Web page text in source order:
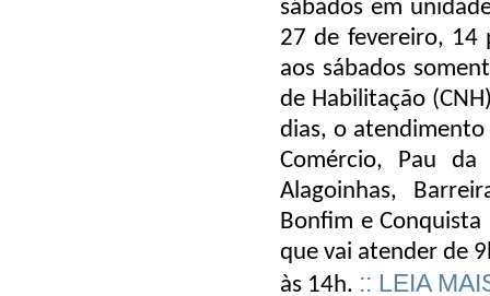
sábados em
27 de fevereiro, 14
aos sábados
de Habilitação
dias, o atendimento
Comércio, Pau
Alagoinhas,
Bonfim e
que vai atender de
às 14h. :: LEIA